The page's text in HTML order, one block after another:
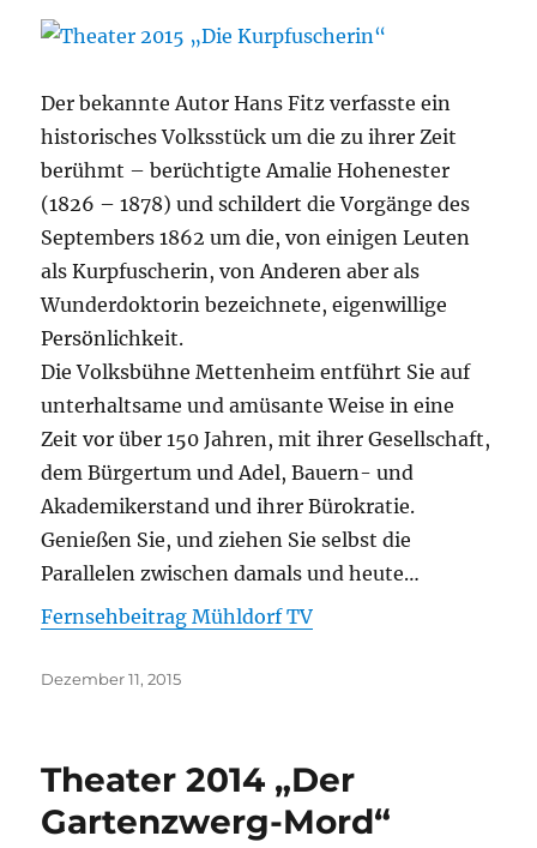
Der bekannte Autor Hans Fitz verfasste ein
historisches Volksstück um die zu ihrer Zeit
berühmt – berüchtigte Amalie Hohenester
(1826 – 1878) und schildert die Vorgänge des
Septembers 1862 um die, von einigen Leuten
als Kurpfuscherin, von Anderen aber als
Wunderdoktorin bezeichnete, eigenwillige
Persönlichkeit.
Die Volksbühne Mettenheim entführt Sie auf
unterhaltsame und amüsante Weise in eine
Zeit vor über 150 Jahren, mit ihrer Gesellschaft,
dem Bürgertum und Adel, Bauern- und
Akademikerstand und ihrer Bürokratie.
Genießen Sie, und ziehen Sie selbst die
Parallelen zwischen damals und heute…
Fernsehbeitrag Mühldorf TV
Veröffentlicht
Dezember 11, 2015
Theater 2014 „Der
Gartenzwerg-Mord“